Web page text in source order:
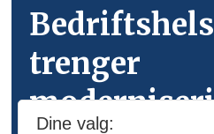
trenger
Dine valg: